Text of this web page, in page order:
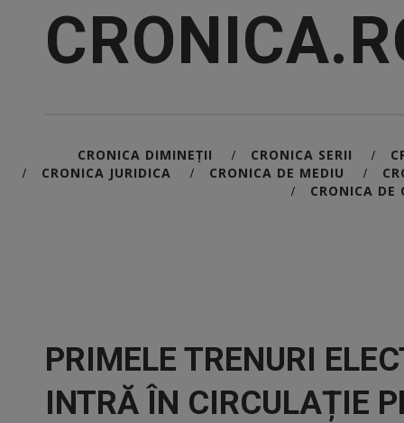
CRONICA DIMINEȚII / CRONICA SERII /
/ CRONICA JURIDICA / CRONICA DE MEDIU /
/ CRONICA DE
PRIMELE TRENURI
INTRĂ ÎN CIRCULAȚIE